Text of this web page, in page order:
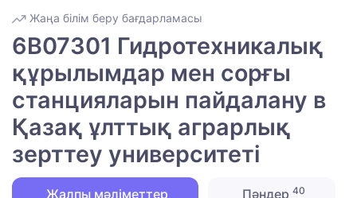
Жаңа білім беру бағдарламасы
6B07301 Гидротехникалық
құрылымдар мен сорғы
станцияларын пайдалану в
Қазақ ұлттық аграрлық
зерттеу университеті
Жалпы мәліметтер Пәндер 40